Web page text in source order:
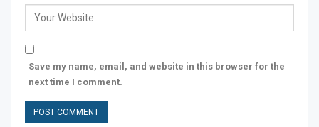
Save my name, email, and website in this browser for the
next time I comment.